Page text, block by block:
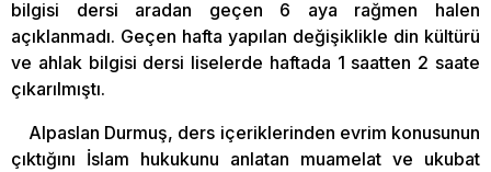
bilgisi dersi aradan geçen 6 aya rağmen halen
açıklanmadı. Geçen hafta yapılan değişiklikle din kültürü
ve ahlak bilgisi dersi liselerde haftada 1 saatten 2 saate
çıkarılmıştı.
Alpaslan Durmuş, ders içeriklerinden evrim konusunun
çıktığını İslam hukukunu anlatan muamelat ve ukubat